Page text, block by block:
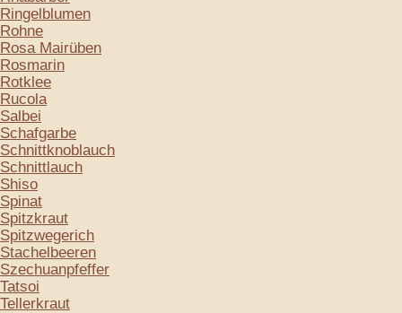
Ringelblumen
Rohne
Rosa Mairüben
Rosmarin
Rotklee
Rucola
Salbei
Schafgarbe
Schnittknoblauch
Schnittlauch
Shiso
Spinat
Spitzkraut
Spitzwegerich
Stachelbeeren
Szechuanpfeffer
Tatsoi
Tellerkraut